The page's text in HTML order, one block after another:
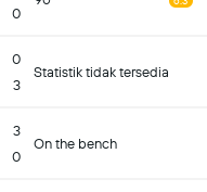
0
0
3
Statistik tidak tersedia
3
0
On the bench